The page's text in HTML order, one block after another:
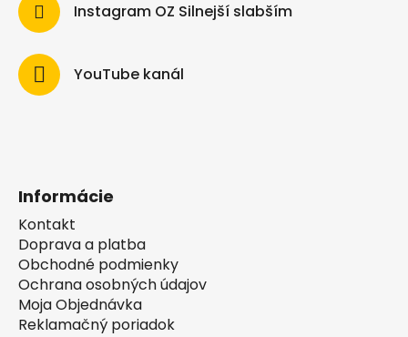
Instagram OZ Silnejší slabším
YouTube kanál
Informácie
Kontakt
Doprava a platba
Obchodné podmienky
Ochrana osobných údajov
Moja Objednávka
Reklamačný poriadok